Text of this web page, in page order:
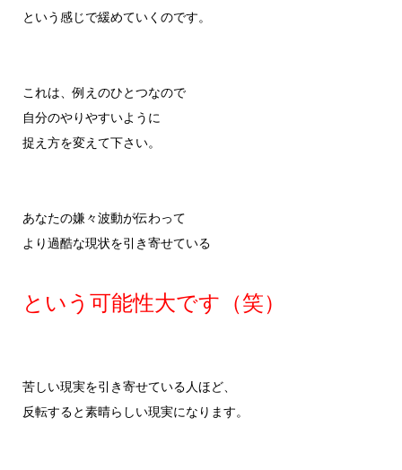
という感じで緩めていくのです。
これは、例えのひとつなので
自分のやりやすいように
捉え方を変えて下さい。
あなたの嫌々波動が伝わって
より過酷な現状を引き寄せている
という可能性大です（笑）
苦しい現実を引き寄せている人ほど、
反転すると素晴らしい現実になります。